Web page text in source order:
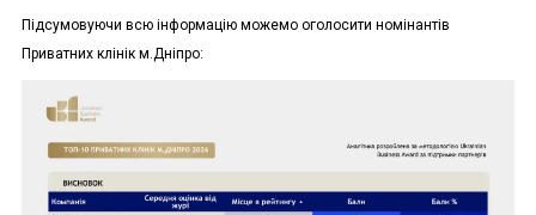
Підсумовуючи всю інформацію можемо оголосити номінантів
Приватних клінік м.Дніпро: